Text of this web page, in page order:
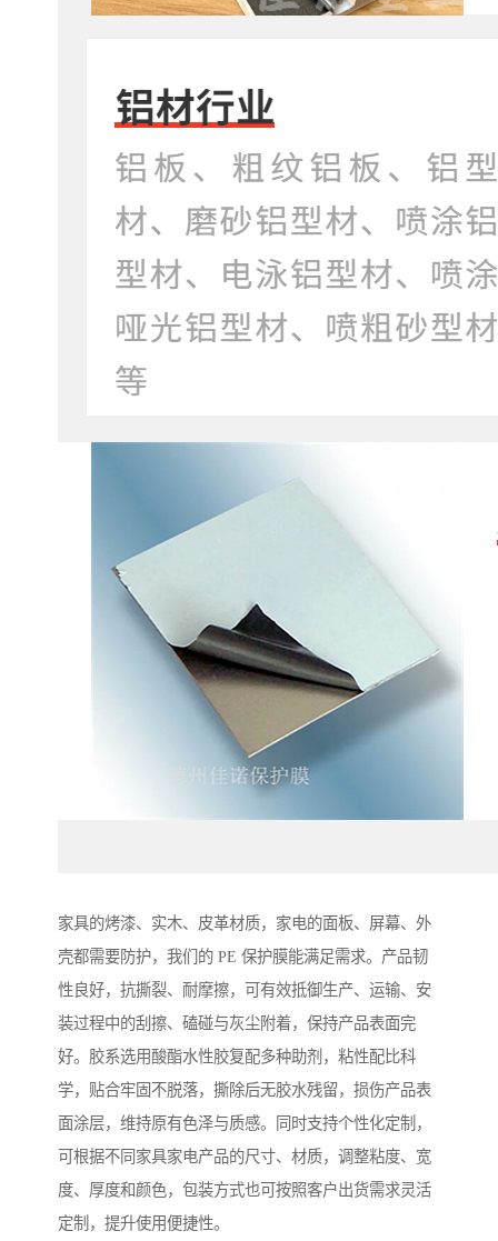
家具的烤漆、实木、皮革材质，家电的面板、屏幕、外
壳都需要防护，我们的 PE 保护膜能满足需求。产品韧
性良好，抗撕裂、耐摩擦，可有效抵御生产、运输、安
装过程中的刮擦、磕碰与灰尘附着，保持产品表面完
好。胶系选用酸酯水性胶复配多种助剂，粘性配比科
学，贴合牢固不脱落，撕除后无胶水残留，损伤产品表
面涂层，维持原有色泽与质感。同时支持个性化定制，
可根据不同家具家电产品的尺寸、材质，调整粘度、宽
度、厚度和颜色，包装方式也可按照客户出货需求灵活
定制，提升使用便捷性。